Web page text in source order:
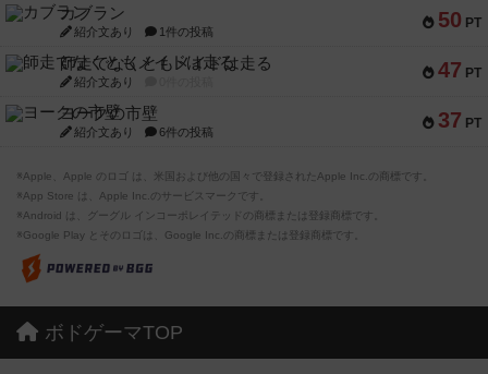
50 PT
カブラン
紹介文あり 1件の投稿
47 PT
師走でなくともメイドは走る
紹介文あり
37 PT
ヨークの市壁
紹介文あり 6件の投稿
※Apple、Apple のロゴ は、米国および他の国々で登録されたApple Inc.の商標です。
※App Store は、Apple Inc.のサービスマークです。
※Android は、グーグル インコーポレイテッドの商標または登録商標です。
※Google Play とそのロゴは、Google Inc.の商標または登録商標です。
ボドゲーマTOP